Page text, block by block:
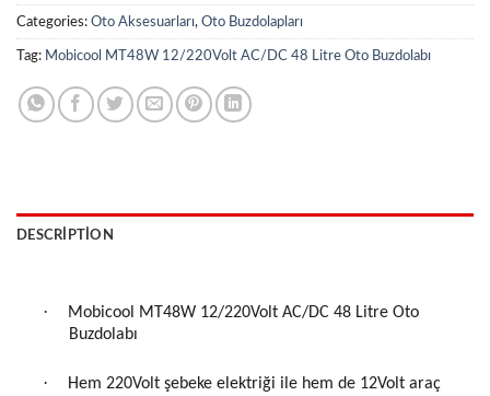
Categories: Oto Aksesuarları, Oto Buzdolapları
Tag: Mobicool MT48W 12/220Volt AC/DC 48 Litre Oto Buzdolabı
DESCRIPTION
·
Mobicool MT48W 12/220Volt AC/DC 48 Litre Oto
Buzdolabı
·
Hem 220Volt şebeke elektriği ile hem de 12Volt araç